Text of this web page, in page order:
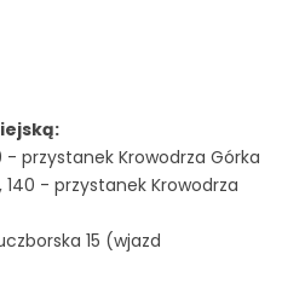
- przystanek Krowodrza Górka
140 - przystanek Krowodrza
15 (wjazd